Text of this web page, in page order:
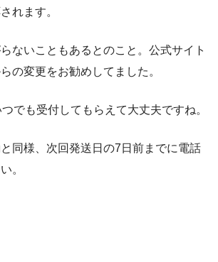
れます。
ないこともあるとのこと。公式サイト
の変更をお勧めしてました。
でも受付してもらえて大丈夫ですね。
同様、次回発送日の7日前までに電話
。